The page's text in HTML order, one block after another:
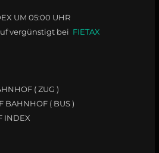
UM 05:00 UHR
vergünstigt bei FIETAX
( ZUG )
BAHNHOF ( BUS )
INDEX